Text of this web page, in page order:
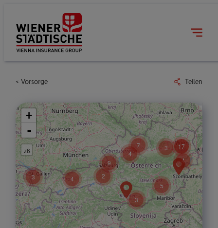
Vorsorge Teilen
3 4
3
5
3
4
17
7
4
2
9
+
-
z6